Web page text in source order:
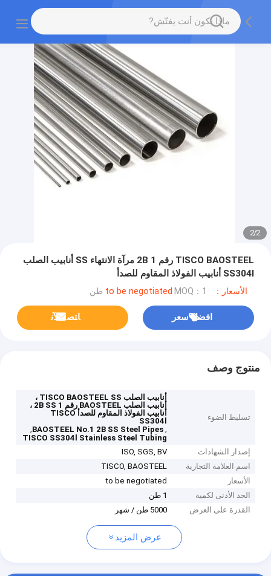
2
/
2
TISCO BAOSTEEL رقم 1 2B مرآة الانتهاء SS أنابيب الصلب
SS304l أنابيب الفولاذ المقاوم للصدأ
الأسعار：to be negotiated MOQ：1 طن
افضل سعر ﺎﺘﺼﻟ ﺍﻶﻧ
منتوج وصف
تسليط الضوء
أنابيب الصلب TISCO BAOSTEEL SS ،
أنابيب الصلب BAOSTEEL رقم 1 2B SS ،
أنابيب الفولاذ المقاوم للصدأ TISCO
SS304l
,
BAOSTEEL No.1 2B SS Steel Pipes
,
TISCO SS304l Stainless Steel Tubing
إصدار الشهادات
ISO, SGS, BV
اسم العلامة التجارية
TISCO, BAOSTEEL
الأسعار
to be negotiated
الحد الأدنى لكمية
1 طن
القدرة على العرض
5000 طن / شهر
عرض المزيد